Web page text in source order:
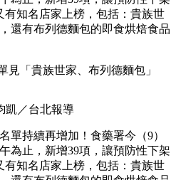
有知名店家上榜，包括：貴族世
還有布列德麵包的即食烘焙食品
凱／台北報導
單持續再增加！食藥署今（9）
為止，新增39項，讓預防性下架
有知名店家上榜，包括：貴族世